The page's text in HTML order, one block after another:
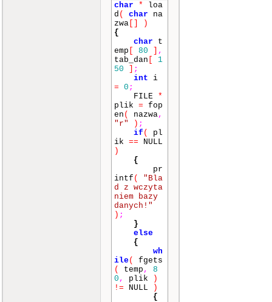
char
*
loa
d ( char na
zwa
)
{
char t
emp
80
,
tab_dan
1
50
;
int i
= 0 ;
FILE *
plik = fop
en ( nazwa,
"r"
) ;
if (
pl
ik == NULL
)
{
pr
intf (
"Bla
d z wczyta
niem bazy
danych!"
) ;
}
else
{
wh
ile(
fgets
(
temp ,
8
0 , plik
)
!= NULL
)
{